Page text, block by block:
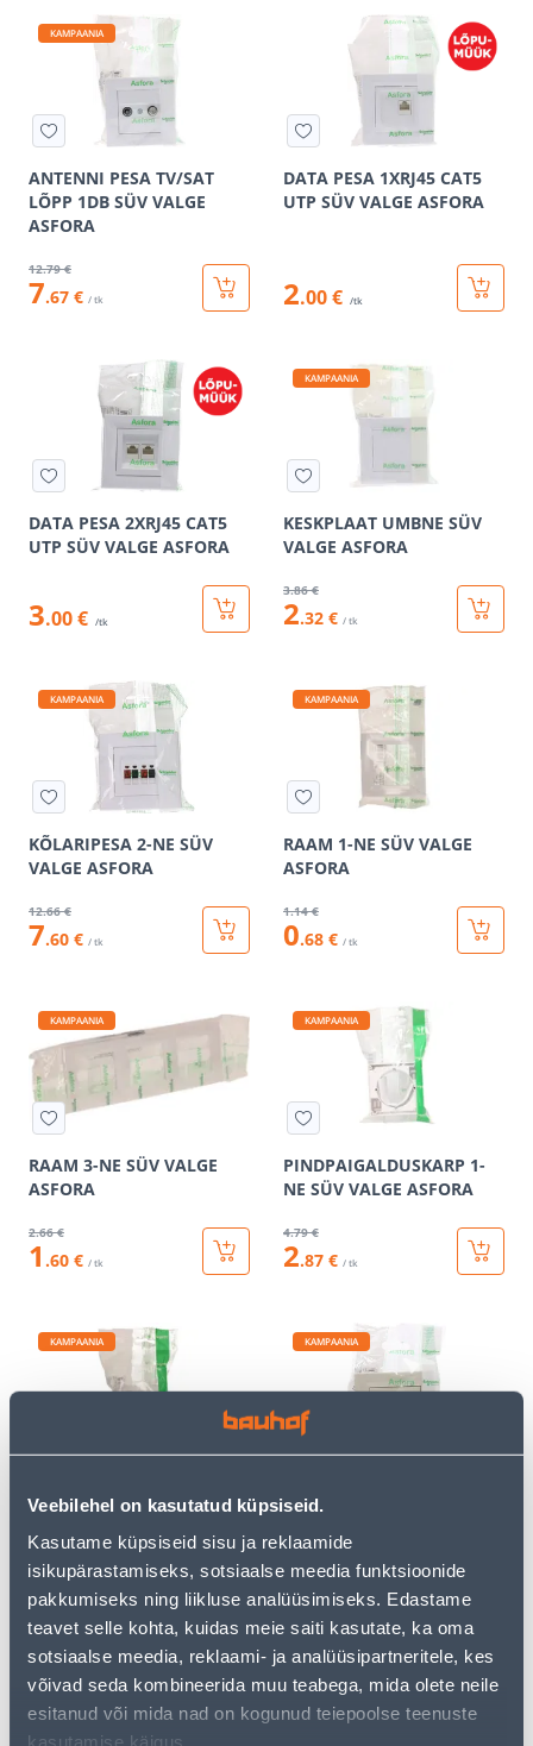
Veebilehel on kasutatud küpsiseid.
Kasutame küpsiseid sisu ja reklaamide
isikupärastamiseks, sotsiaalse meedia funktsioonide
pakkumiseks ning liikluse analüüsimiseks. Edastame
teavet selle kohta, kuidas meie saiti kasutate, ka oma
sotsiaalse meedia, reklaami- ja analüüsipartneritele, kes
võivad seda kombineerida muu teabega, mida olete neile
esitanud või mida nad on kogunud teiepoolse teenuste
kasutamise käigus.
KAMPAANIA
ANTENNI PESA TV/SAT
LÕPP 1DB SÜV VALGE
ASFORA
12.79 €
7.67 € / tk
DATA PESA 1XRJ45 CAT5
UTP SÜV VALGE ASFORA
2.00 € /tk
DATA PESA 2XRJ45 CAT5
UTP SÜV VALGE ASFORA
3.00 € /tk
KAMPAANIA
KESKPLAAT UMBNE SÜV
VALGE ASFORA
3.86 €
2.32 € / tk
KAMPAANIA
KÕLARIPESA 2-NE SÜV
VALGE ASFORA
12.66 €
7.60 € / tk
KAMPAANIA
RAAM 1-NE SÜV VALGE
ASFORA
1.14 €
0.68 € / tk
KAMPAANIA
RAAM 3-NE SÜV VALGE
ASFORA
2.66 €
1 .60 € / tk
KAMPAANIA
PINDPAIGALDUSKARP 1-
NE SÜV VALGE ASFORA
4.79 €
2.87 € / tk
KAMPAANIA
JÄTK SÜV VALGE ASFORA
3 .32 €
1.99 €
KAMPAANIA
ASFORA
3.46 €
2.08 €
KAMPAANIA KAMPAANIA